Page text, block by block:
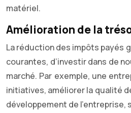
matériel.
Amélioration de la
La réduction des impôts payés
courantes, d’investir dans de
marché. Par exemple, une
initiatives, améliorer la qualité
développement de